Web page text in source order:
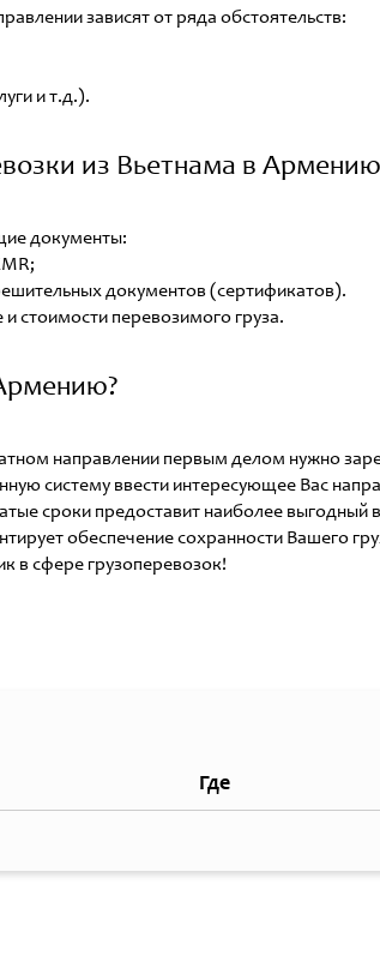
зависят от ряда обстоятельств:
и т.д.).
из Вьетнама в
документы:
документов (сертификатов).
стоимости перевозимого груза.
направлении первым делом нужно
систему ввести интересующее Вас
сроки предоставит наиболее выгодный
обеспечение сохранности Вашего
в сфере грузоперевозок!
Где